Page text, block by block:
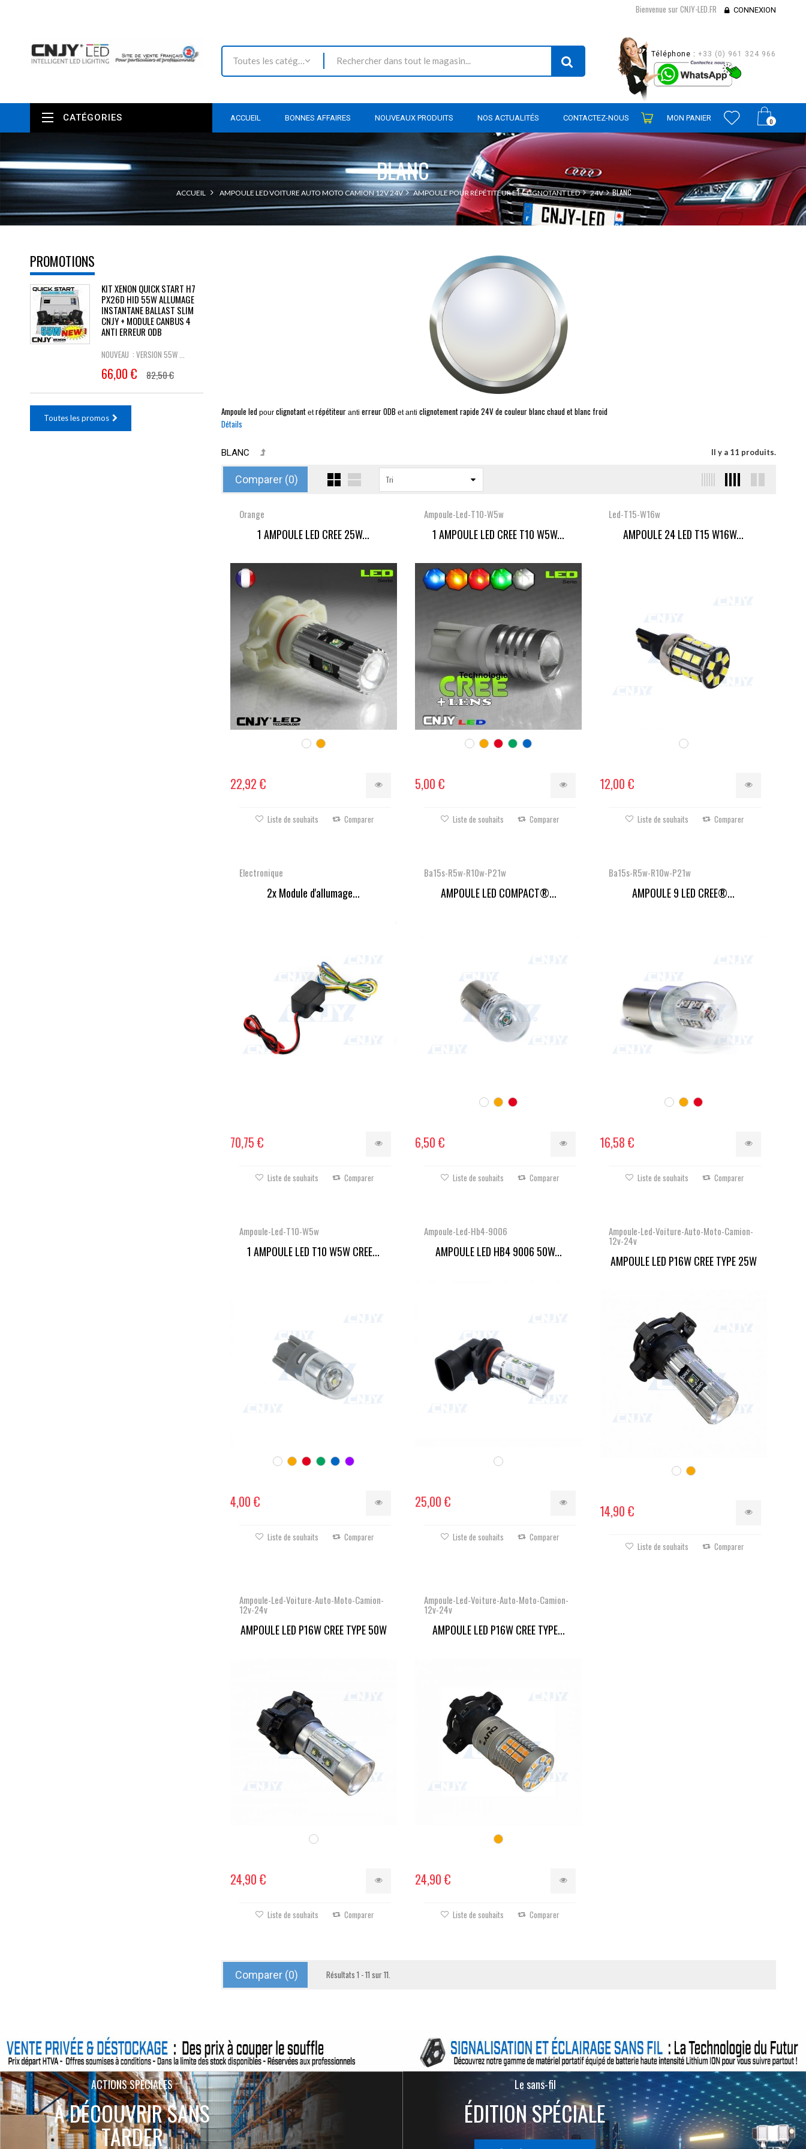
Bienvenue sur CNJY-LED.FR CONNEXION
Toutes les catégories
Téléphone : +33 (0) 961 324 966
0
ACCUEIL BONNES AFFAIRES NOUVEAUX PRODUITS NOS ACTUALITÉS CONTACTEZ-NOUS MON PANIER
CATÉGORIES
BLANC
ACCUEIL AMPOULE LED VOITURE AUTO MOTO CAMION 12V 24V AMPOULE POUR RÉPÉTITEUR ET CLIGNOTANT LED 24V BLANC
PROMOTIONS
KIT XENON QUICK START H7
PX26D HID 55W ALLUMAGE
INSTANTANE BALLAST SLIM
CNJY + MODULE CANBUS 4
ANTI ERREUR ODB
NOUVEAU : VERSION 55W ...
66,00 € 82,50 €
Toutes les promos
Ampoule led pour clignotantetrépétiteuranti erreurODB et anti clignotementrapide 24V de couleur blanc chaud et blanc froid
Détails
BLANC Il y a 11 produits.
Comparer (0) Tri
Orange
1 AMPOULE LED CREE 25W...
22,92 €
Liste de souhaits Comparer
Ampoule-Led-T10-W5w
1 AMPOULE LED CREE T10 W5W...
5,00 €
Liste de souhaits Comparer
Led-T15-W16w
AMPOULE 24 LED T15 W16W...
12,00 €
Liste de souhaits Comparer
Electronique
2x Module d'allumage...
70,75 €
Liste de souhaits Comparer
Ba15s-R5w-R10w-P21w
AMPOULE LED COMPACT®...
6,50 €
Liste de souhaits Comparer
Ba15s-R5w-R10w-P21w
AMPOULE 9 LED CREE®...
16,58 €
Liste de souhaits Comparer
Ampoule-Led-T10-W5w
1 AMPOULE LED T10 W5W CREE...
4,00 €
Liste de souhaits Comparer
Ampoule-Led-Hb4-9006
AMPOULE LED HB4 9006 50W...
25,00 €
Liste de souhaits Comparer
Ampoule-Led-Voiture-Auto-Moto-Camion-
12v-24v
AMPOULE LED P16W CREE TYPE 25W
14,90 €
Liste de souhaits Comparer
Ampoule-Led-Voiture-Auto-Moto-Camion-
12v-24v
AMPOULE LED P16W CREE TYPE 50W
24,90 €
Liste de souhaits Comparer
Ampoule-Led-Voiture-Auto-Moto-Camion-
12v-24v
AMPOULE LED P16W CREE TYPE...
24,90 €
Liste de souhaits Comparer
Comparer (0) Résultats 1 - 11 sur 11.
ACTIONS SPÉCIALES
À DÉCOUVRIR SANS
TARDER
Le sans-fil
ÉDITION SPÉCIALE